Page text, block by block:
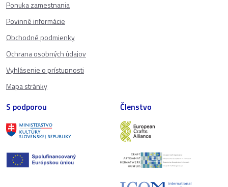
Ponuka zamestnania
Povinné informácie
Obchodné podmienky
Ochrana osobných údajov
Vyhlásenie o prístupnosti
Mapa stránky
S podporou Členstvo